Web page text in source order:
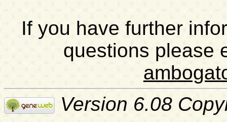
If you have further
questions please
Version 6.08